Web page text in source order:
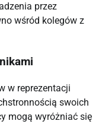
przez
wśród kolegów z
w reprezentacji
swoich
mogą wyróżniać się